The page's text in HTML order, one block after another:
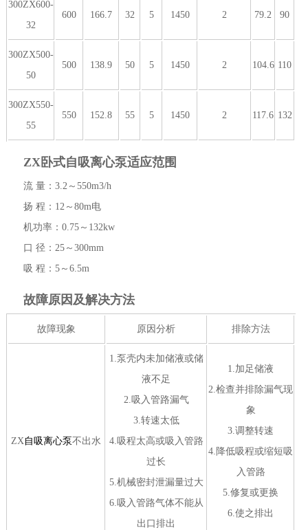
300ZX600-
32
600 166.7 32 5 1450 2 79.2 90
300ZX500-
50
500 138.9 50 5 1450 2 104.6 110
300ZX550-
55
550 152.8 55 5 1450 2 117.6 132
ZX卧式自吸离心泵适应范围
流 量：3.2～550m3/h
扬 程：12～80m电
机功率：0.75～132kw
口 径：25～300mm
吸 程：5～6.5m
故障原因及解决方法
故障现象 原因分析 排除方法
ZX自吸离心泵不出水
1.泵壳内未加储液或储
液不足
2.吸入管路漏气
3.转速太低
4.吸程太高或吸入管路
过长
5.机械密封泄漏量过大
6.吸入管路气体不能从
出口排出
1.加足储液
2.检查并排除漏气现
象
3.调整转速
4.降低吸程或缩短吸
入管路
5.修复或更换
6.使之排出